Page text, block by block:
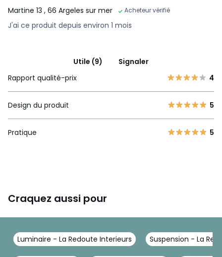
Martine 13 , 66 Argeles sur mer Acheteur vérifié
J'ai ce produit depuis environ 1 mois
Utile (9)
Signaler
Rapport qualité-prix
4
Design du produit 5
Pratique 5
Craquez aussi pour
Luminaire - La Redoute Interieurs Suspension - La